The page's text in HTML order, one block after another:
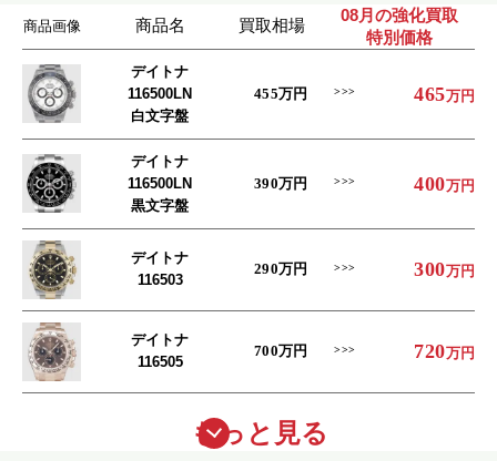
商品画像 商品名 買取相場
08月の強化買取
特別価格
デイトナ
116500LN
白文字盤
455万円 465万円
デイトナ
116500LN
黒文字盤
390万円 400万円
デイトナ
116503
290万円 300万円
デイトナ
116505
700万円 720万円
もっと見る